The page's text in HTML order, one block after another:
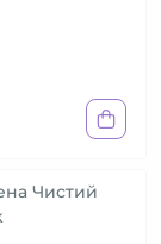
Чистий